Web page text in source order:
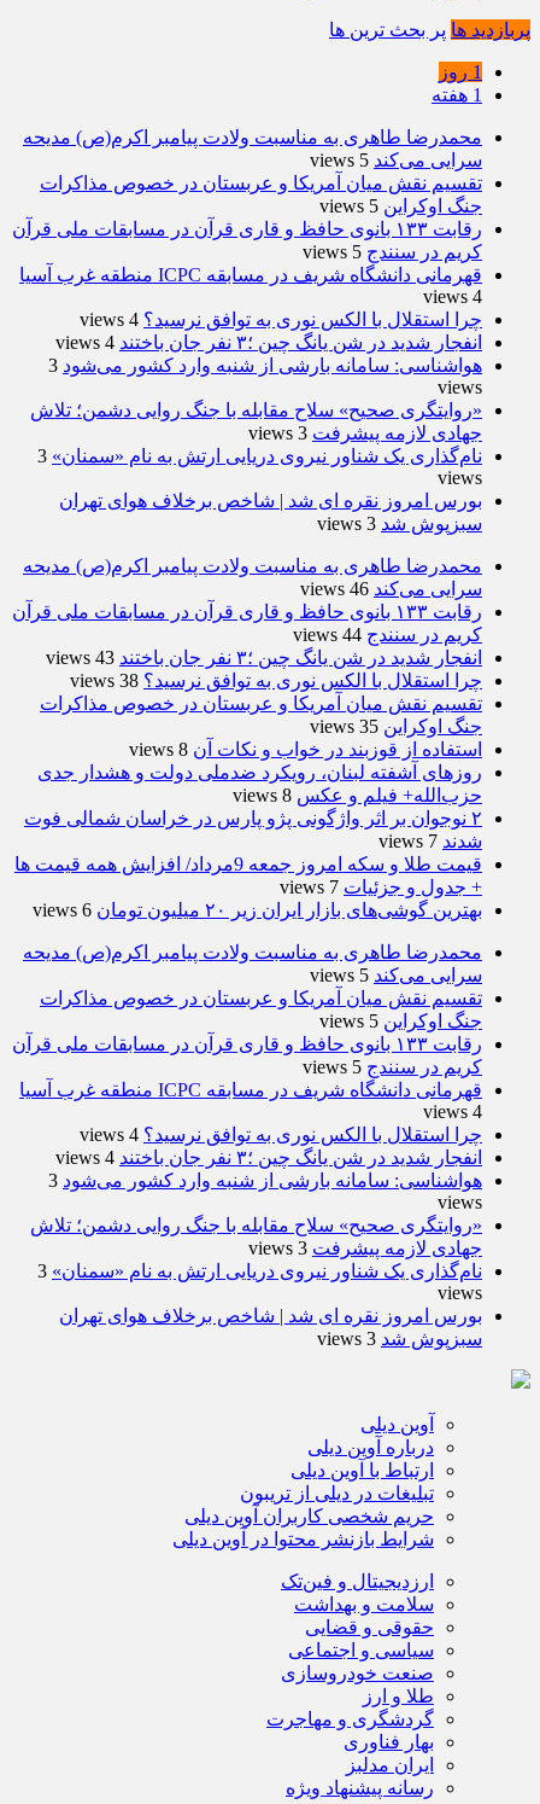
پربازدید ها پر بحث ترین ها
1 روز
1 هفته
محمدرضا طاهری به مناسبت ولادت پیامبر اکرم(ص) مدیحه
سرایی می‌کند 5 views
تقسیم نقش میان آمریکا و عربستان در خصوص مذاکرات
جنگ اوکراین 5 views
رقابت ۱۳۳ بانوی حافظ و قاری قرآن در مسابقات ملی قرآن
کریم در سنندج 5 views
قهرمانی دانشگاه شریف در مسابقه ICPC منطقه غرب آسیا
4 views
چرا استقلال با الکس نوری به توافق نرسید؟ 4 views
انفجار شدید در شن یانگ چین ؛۳ نفر جان باختند
4 views
هواشناسی: سامانه بارشی از شنبه وارد کشور می‌شود 3
views
«روایتگری صحیح» سلاح مقابله با جنگ روایی دشمن؛ تلاش
جهادی لازمه پیشرفت 3 views
نام‌گذاری یک شناور نیروی دریایی ارتش به نام «سمنان» 3
views
بورس امروز نقره ای شد | شاخص برخلاف هوای تهران
سبزپوش شد 3 views
محمدرضا طاهری به مناسبت ولادت پیامبر اکرم(ص) مدیحه
سرایی می‌کند 46 views
رقابت ۱۳۳ بانوی حافظ و قاری قرآن در مسابقات ملی قرآن
کریم در سنندج 44 views
انفجار شدید در شن یانگ چین ؛۳ نفر جان باختند
43 views
چرا استقلال با الکس نوری به توافق نرسید؟ 38 views
تقسیم نقش میان آمریکا و عربستان در خصوص مذاکرات
جنگ اوکراین 35 views
استفاده از قوزبند در خواب و نکات آن 8 views
روزهای آشفته لبنان، رویکرد ضدملی دولت و هشدار جدی
حزب‌الله+ فیلم و عکس 8 views
۲ نوجوان بر اثر واژگونی پژو پارس در خراسان شمالی فوت
شدند 7 views
قیمت طلا و سکه امروز جمعه 9مرداد/ افزایش همه قیمت ها
+ جدول و جزئیات 7 views
بهترین گوشی‌های بازار ایران زیر ۲۰ میلیون تومان
6 views
محمدرضا طاهری به مناسبت ولادت پیامبر اکرم(ص) مدیحه
سرایی می‌کند 5 views
تقسیم نقش میان آمریکا و عربستان در خصوص مذاکرات
جنگ اوکراین 5 views
رقابت ۱۳۳ بانوی حافظ و قاری قرآن در مسابقات ملی قرآن
کریم در سنندج 5 views
قهرمانی دانشگاه شریف در مسابقه ICPC منطقه غرب آسیا
4 views
چرا استقلال با الکس نوری به توافق نرسید؟ 4 views
انفجار شدید در شن یانگ چین ؛۳ نفر جان باختند
4 views
هواشناسی: سامانه بارشی از شنبه وارد کشور می‌شود 3
views
«روایتگری صحیح» سلاح مقابله با جنگ روایی دشمن؛ تلاش
جهادی لازمه پیشرفت 3 views
نام‌گذاری یک شناور نیروی دریایی ارتش به نام «سمنان» 3
views
بورس امروز نقره ای شد | شاخص برخلاف هوای تهران
سبزپوش شد 3 views
آوین دیلی
درباره آوین دیلی
ارتباط با آوین دیلی
تبلیغات در دیلی از تریبون
حریم شخصی کاربران آوین دیلی
شرایط بازنشر محتوا در آوین دیلی
ارزدیجیتال و فین‌تک
سلامت و بهداشت
حقوقی و قضایی
سیاسی و اجتماعی
صنعت خودروسازی
طلا و ارز
گردشگری و مهاجرت
بهار فناوری
ایران مدلبز
رسانه پیشنهاد ویژه